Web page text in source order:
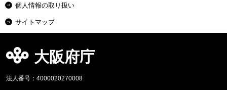
個人情報の取り扱い
サイトマップ
大阪府庁
法人番号：4000020270008